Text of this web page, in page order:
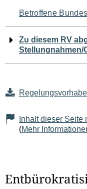
Betroffene
Zu diesem RV
Stellungnahmen/
Inhalt dieser Seite
(Mehr